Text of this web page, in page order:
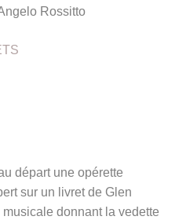
Rossitto
départ une opérette
sur un livret de Glen
donnant la vedette